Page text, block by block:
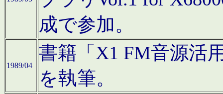
成で参加。
1989/04
書籍「X1 FM音源活
を執筆。